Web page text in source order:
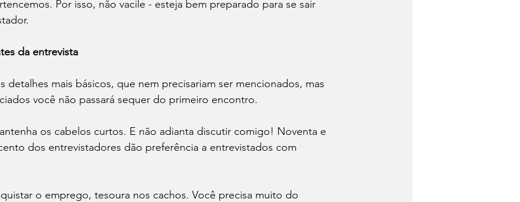
Por isso, não vacile - esteja bem preparado para se sair
da entrevista
detalhes mais básicos, que nem precisariam ser mencionados, mas
você não passará sequer do primeiro encontro.
os cabelos curtos. E não adianta discutir comigo! Noventa e
dos entrevistadores dão preferência a entrevistados com
o emprego, tesoura nos cachos. Você precisa muito do